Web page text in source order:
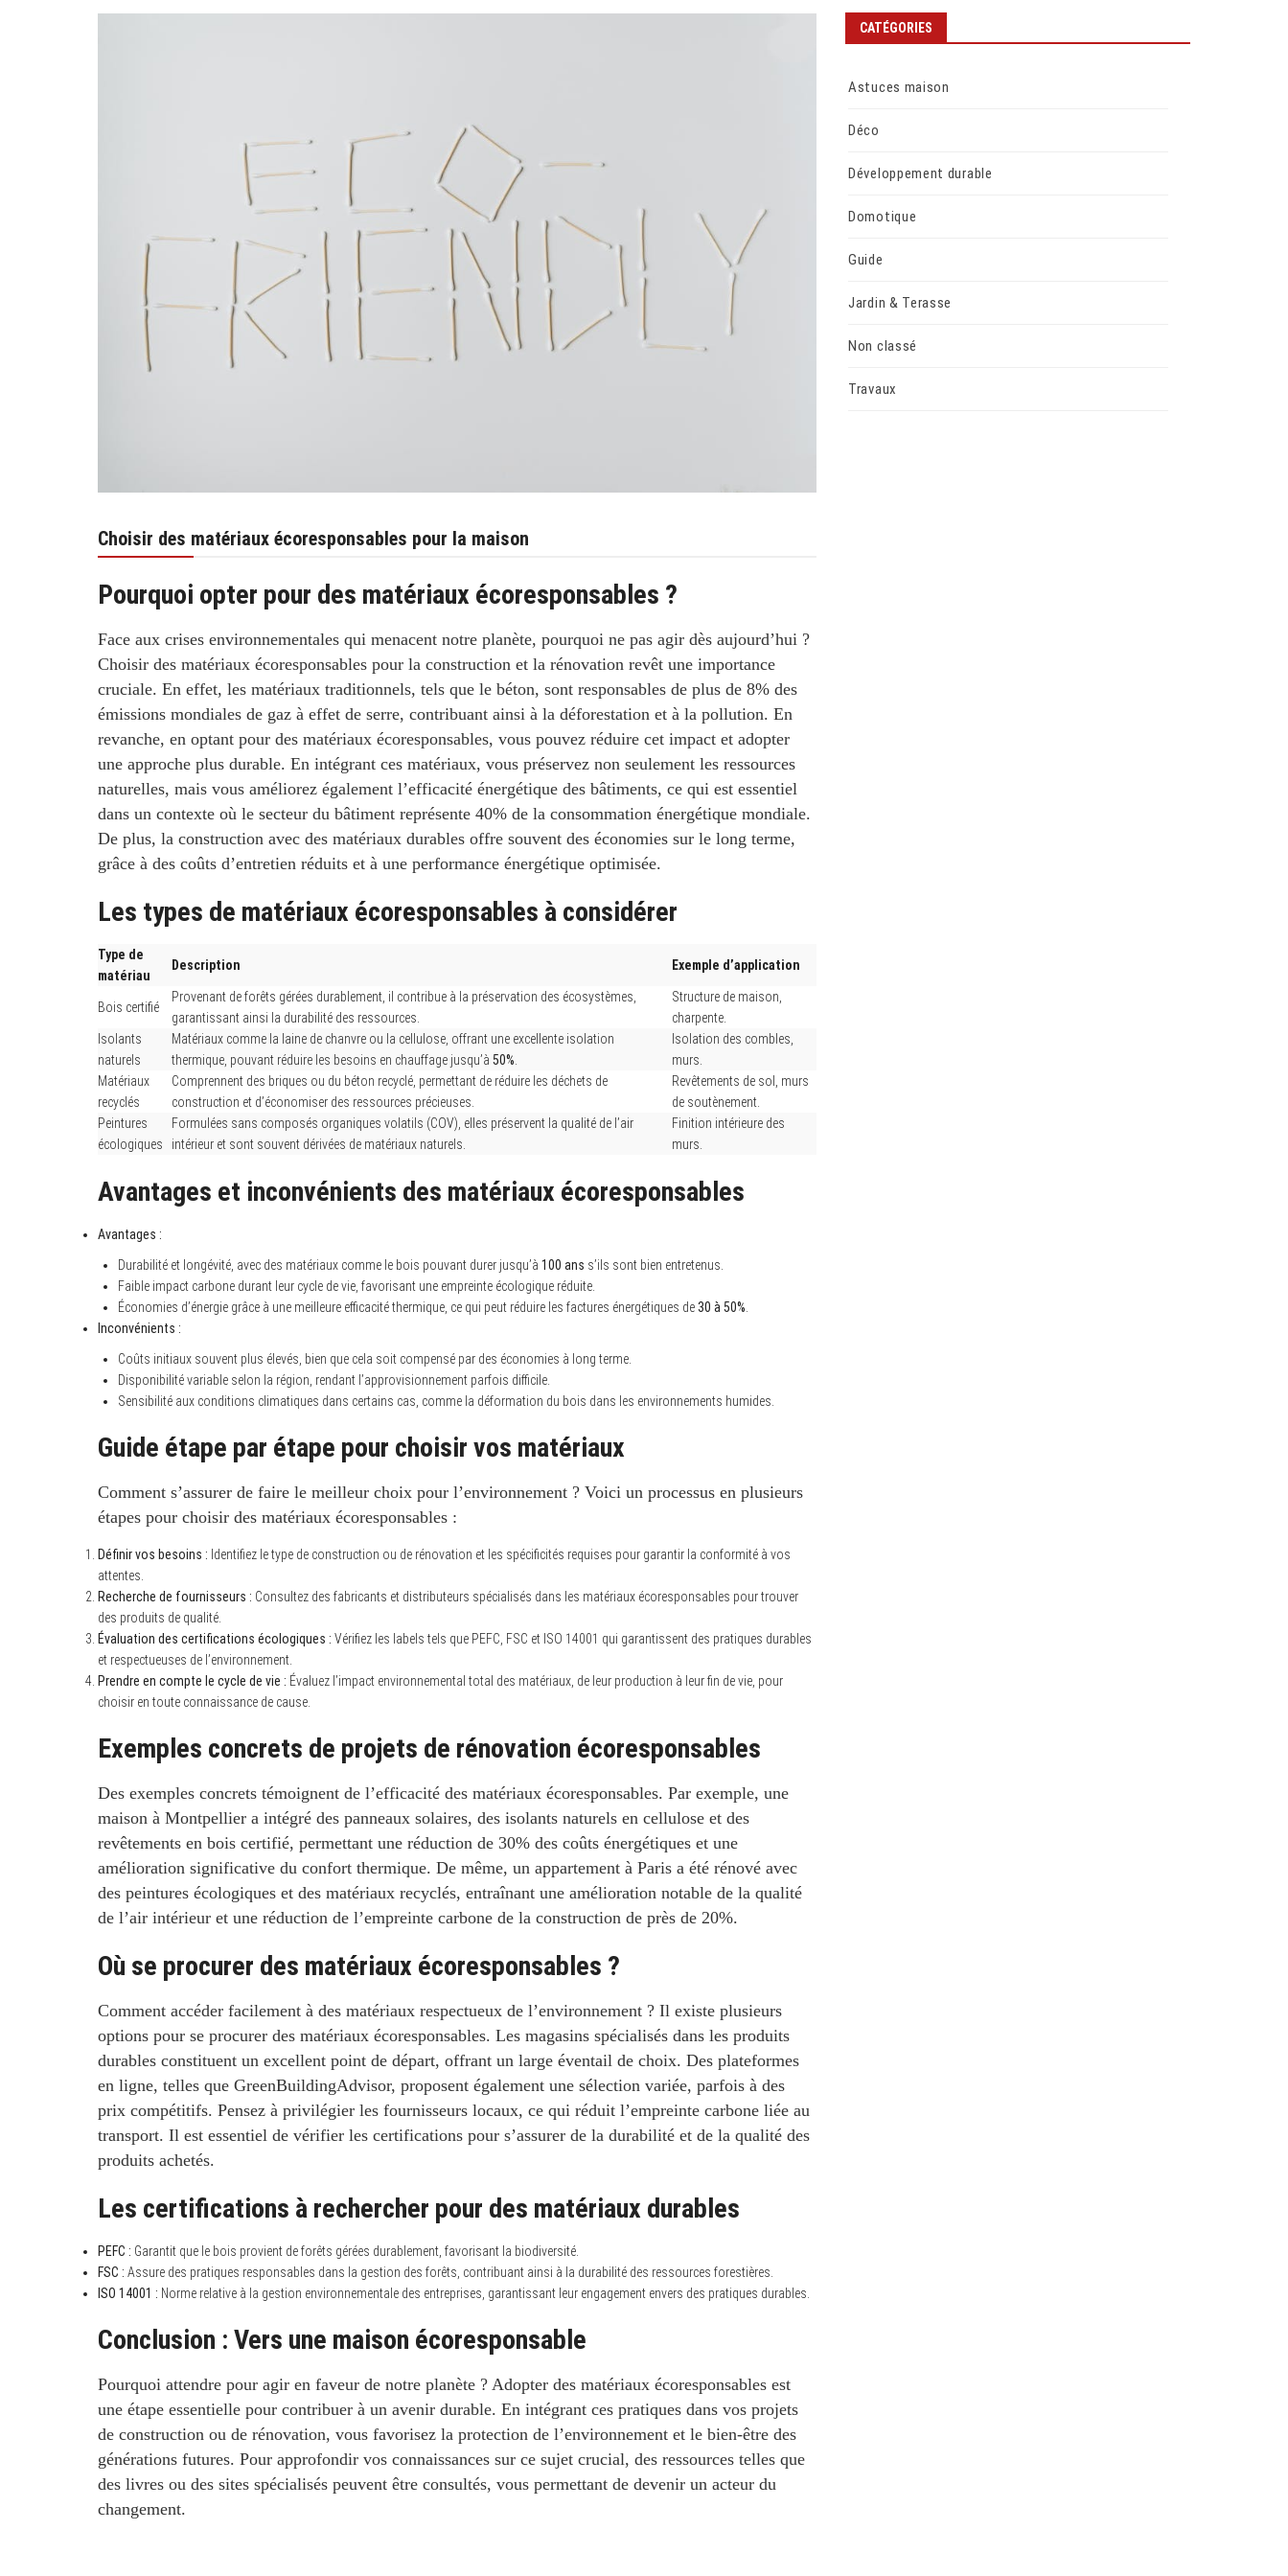
Choisir des matériaux écoresponsables pour la maison
Pourquoi opter pour des matériaux écoresponsables ?
Face aux crises environnementales qui menacent notre planète, pourquoi ne pas agir dès aujourd’hui ?
Choisir des matériaux écoresponsables pour la construction et la rénovation revêt une importance
cruciale. En effet, les matériaux traditionnels, tels que le béton, sont responsables de plus de 8% des
émissions mondiales de gaz à effet de serre, contribuant ainsi à la déforestation et à la pollution. En
revanche, en optant pour des matériaux écoresponsables, vous pouvez réduire cet impact et adopter
une approche plus durable. En intégrant ces matériaux, vous préservez non seulement les ressources
naturelles, mais vous améliorez également l’efficacité énergétique des bâtiments, ce qui est essentiel
dans un contexte où le secteur du bâtiment représente 40% de la consommation énergétique mondiale.
De plus, la construction avec des matériaux durables offre souvent des économies sur le long terme,
grâce à des coûts d’entretien réduits et à une performance énergétique optimisée.
Les types de matériaux écoresponsables à considérer
Type de
matériau
Description Exemple d’application
Bois certifié
Provenant de forêts gérées durablement, il contribue à la préservation des écosystèmes,
garantissant ainsi la durabilité des ressources.
Structure de maison,
charpente.
Isolants
naturels
Matériaux comme la laine de chanvre ou la cellulose, offrant une excellente isolation
thermique, pouvant réduire les besoins en chauffage jusqu’à 50%.
Isolation des combles,
murs.
Matériaux
recyclés
Comprennent des briques ou du béton recyclé, permettant de réduire les déchets de
construction et d’économiser des ressources précieuses.
Revêtements de sol, murs
de soutènement.
Peintures
écologiques
Formulées sans composés organiques volatils (COV), elles préservent la qualité de l’air
intérieur et sont souvent dérivées de matériaux naturels.
Finition intérieure des
murs.
Avantages et inconvénients des matériaux écoresponsables
Avantages :
Durabilité et longévité, avec des matériaux comme le bois pouvant durer jusqu’à 100 ans s’ils sont bien entretenus.
Faible impact carbone durant leur cycle de vie, favorisant une empreinte écologique réduite.
Économies d’énergie grâce à une meilleure efficacité thermique, ce qui peut réduire les factures énergétiques de30 à 50%.
Inconvénients :
Coûts initiaux souvent plus élevés, bien que cela soit compensé par des économies à long terme.
Disponibilité variable selon la région, rendant l’approvisionnement parfois difficile.
Sensibilité aux conditions climatiques dans certains cas, comme la déformation du bois dans les environnements humides.
Guide étape par étape pour choisir vos matériaux
Comment s’assurer de faire le meilleur choix pour l’environnement ? Voici un processus en plusieurs
étapes pour choisir des matériaux écoresponsables :
Définir vos besoins : Identifiez le type de construction ou de rénovation et les spécificités requises pour garantir la conformité à vos
attentes.
Recherche de fournisseurs : Consultez des fabricants et distributeurs spécialisés dans les matériaux écoresponsables pour trouver
des produits de qualité.
Évaluation des certifications écologiques : Vérifiez les labels tels que PEFC, FSC et ISO 14001 qui garantissent des pratiques durables
et respectueuses de l’environnement.
Prendre en compte le cycle de vie : Évaluez l’impact environnemental total des matériaux, de leur production à leur fin de vie, pour
choisir en toute connaissance de cause.
Exemples concrets de projets de rénovation écoresponsables
Des exemples concrets témoignent de l’efficacité des matériaux écoresponsables. Par exemple, une
maison à Montpellier a intégré des panneaux solaires, des isolants naturels en cellulose et des
revêtements en bois certifié, permettant une réduction de 30% des coûts énergétiques et une
amélioration significative du confort thermique. De même, un appartement à Paris a été rénové avec
des peintures écologiques et des matériaux recyclés, entraînant une amélioration notable de la qualité
de l’air intérieur et une réduction de l’empreinte carbone de la construction de près de 20%.
Où se procurer des matériaux écoresponsables ?
Comment accéder facilement à des matériaux respectueux de l’environnement ? Il existe plusieurs
options pour se procurer des matériaux écoresponsables. Les magasins spécialisés dans les produits
durables constituent un excellent point de départ, offrant un large éventail de choix. Des plateformes
en ligne, telles que GreenBuildingAdvisor, proposent également une sélection variée, parfois à des
prix compétitifs. Pensez à privilégier les fournisseurs locaux, ce qui réduit l’empreinte carbone liée au
transport. Il est essentiel de vérifier les certifications pour s’assurer de la durabilité et de la qualité des
produits achetés.
Les certifications à rechercher pour des matériaux durables
PEFC : Garantit que le bois provient de forêts gérées durablement, favorisant la biodiversité.
FSC : Assure des pratiques responsables dans la gestion des forêts, contribuant ainsi à la durabilité des ressources forestières.
ISO 14001 : Norme relative à la gestion environnementale des entreprises, garantissant leur engagement envers des pratiques durables.
Conclusion : Vers une maison écoresponsable
Pourquoi attendre pour agir en faveur de notre planète ? Adopter des matériaux écoresponsables est
une étape essentielle pour contribuer à un avenir durable. En intégrant ces pratiques dans vos projets
de construction ou de rénovation, vous favorisez la protection de l’environnement et le bien-être des
générations futures. Pour approfondir vos connaissances sur ce sujet crucial, des ressources telles que
des livres ou des sites spécialisés peuvent être consultés, vous permettant de devenir un acteur du
changement.
CATÉGORIES
Astuces maison
Déco
Développement durable
Domotique
Guide
Jardin & Terasse
Non classé
Travaux